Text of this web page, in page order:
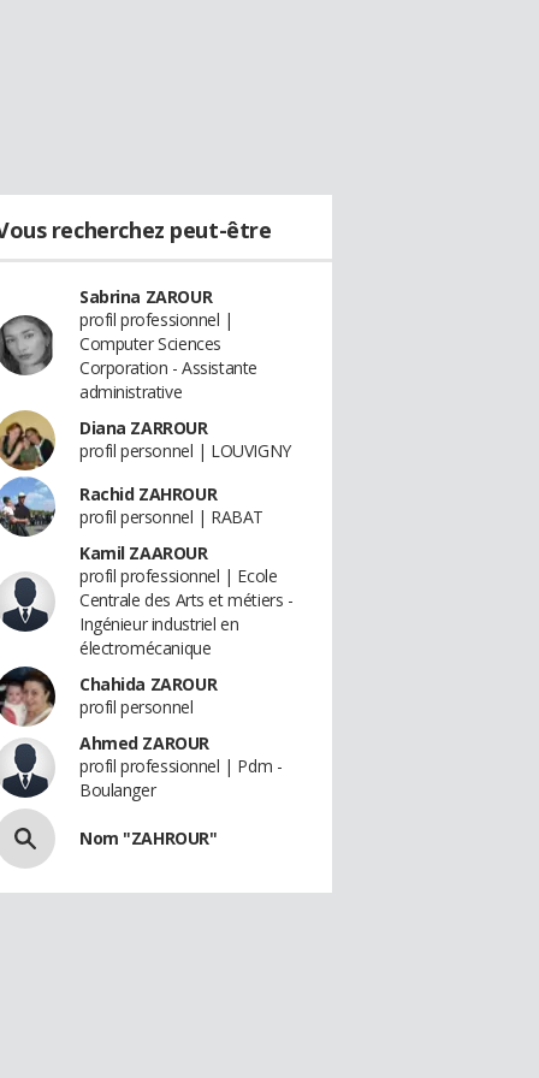
recherchez peut-être
Sabrina ZAROUR
profil professionnel |
Computer Sciences
Corporation - Assistante
administrative
Diana ZARROUR
profil personnel | LOUVIGNY
Rachid ZAHROUR
profil personnel | RABAT
Kamil ZAAROUR
profil professionnel | Ecole
Centrale des Arts et métiers -
Ingénieur industriel en
électromécanique
Chahida ZAROUR
profil personnel
Ahmed ZAROUR
profil professionnel | Pdm -
Boulanger
Nom "ZAHROUR"